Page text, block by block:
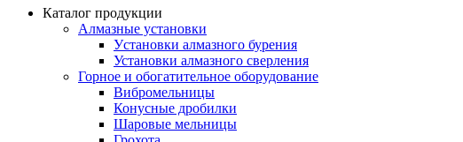
Каталог продукции
Алмазные установки
Уcтановки алмазного бурения
Установки алмазного сверления
Горное и обогатительное оборудование
Вибромельницы
Конусные дробилки
Шаровые мельницы